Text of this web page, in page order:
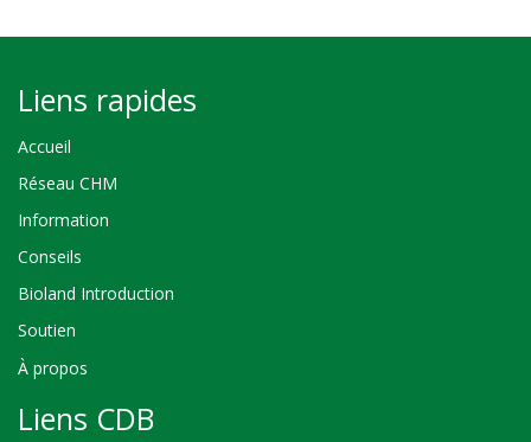
Liens rapides
Accueil
Réseau CHM
Information
Conseils
Bioland Introduction
Soutien
À propos
Liens CDB